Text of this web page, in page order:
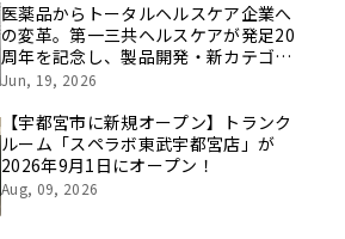
医薬品からトータルヘルスケア企業へ
の変革。第一三共ヘルスケアが発足20
周年を記念し、製品開発・新カテゴリ
挑戦の舞台や旧社統合時のエピソード
像を公開！
Jun, 19, 2026
【宇都宮市に新規オープン】トランク
ルーム「スペラボ東武宇都宮店」が
2026年9月1日にオープン！
Aug, 09, 2026